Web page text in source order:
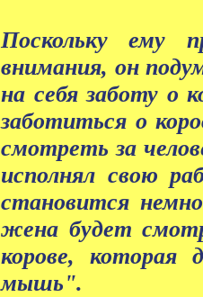
Поскольку ему
внимания, он
на себя заботу о
заботиться о
смотреть за
исполнял свою
становится
жена будет
корове, которая
мышь".